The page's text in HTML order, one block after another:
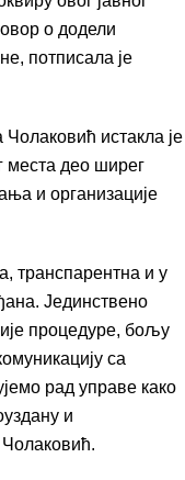
о додели
потписала је
истакла је
места део ширег
и организације
транспарентна и у
Јединствено
процедуре, бољу
са
рад управе како
и
Чолаковић.